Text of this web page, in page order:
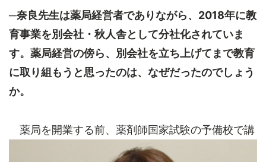
─奈良先生は薬局経営者でありながら、2018年に教
育事業を別会社・秋人舎として分社化されていま
す。薬局経営の傍ら、別会社を立ち上げてまで教育
に取り組もうと思ったのは、なぜだったのでしょう
か。
薬局を開業する前、薬剤師国家試験の予備校で講